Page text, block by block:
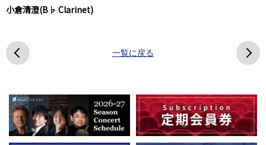
小倉清澄(B♭ Clarinet)
一覧に戻る